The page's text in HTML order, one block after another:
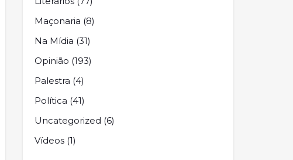
Maçonaria (8)
Na Mídia (31)
Opinião (193)
Palestra (4)
Política (41)
Uncategorized (6)
Vídeos (1)